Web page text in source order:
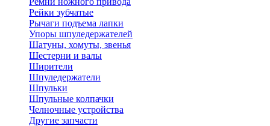
Рейки зубчатые
Рычаги подъема лапки
Упоры шпуледержателей
Шатуны, хомуты, звенья
Шестерни и валы
Ширители
Шпуледержатели
Шпульки
Шпульные колпачки
Челночные устройства
Другие запчасти